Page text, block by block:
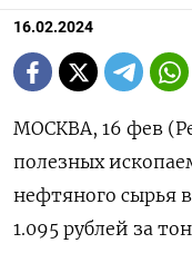
16.02.2024
МОСКВА, 16 фев
полезных
нефтяного сырья
1.095 рублей за